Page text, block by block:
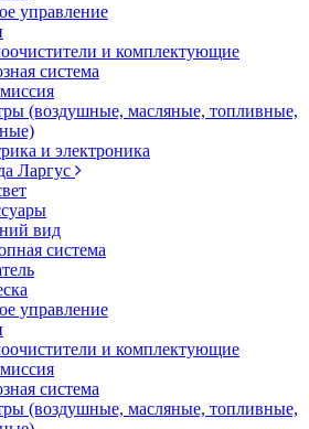
управление
и комплектующие
система
(воздушные, масляные, топливные,
и электроника
Ларгус
вид
система
управление
и комплектующие
система
(воздушные, масляные, топливные,